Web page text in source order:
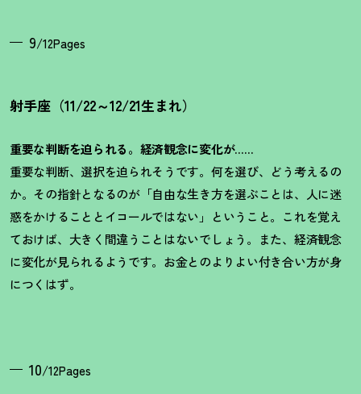
9/12Pages
射手座（11/22～12/21生まれ）
重要な判断を迫られる。経済観念に変化が……
重要な判断、選択を迫られそうです。何を選び、どう考えるの
か。その指針となるのが「自由な生き方を選ぶことは、人に迷
惑をかけることとイコールではない」ということ。これを覚え
ておけば、大きく間違うことはないでしょう。また、経済観念
に変化が見られるようです。お金とのよりよい付き合い方が身
につくはず。
10/12Pages